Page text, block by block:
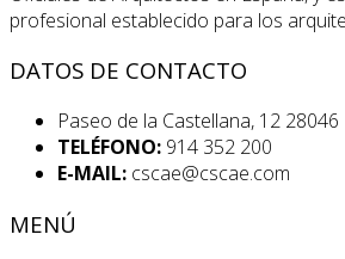
profesional establecido para los
DATOS DE CONTACTO
Paseo de la Castellana, 12
TELÉFONO: 914 352 200
E-MAIL: cscae@cscae.com
MENÚ